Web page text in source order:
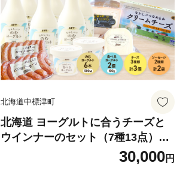
北海道中標津町
北海道 ヨーグルトに合うチーズと
ウインナーのセット（7種13点）
30,000円